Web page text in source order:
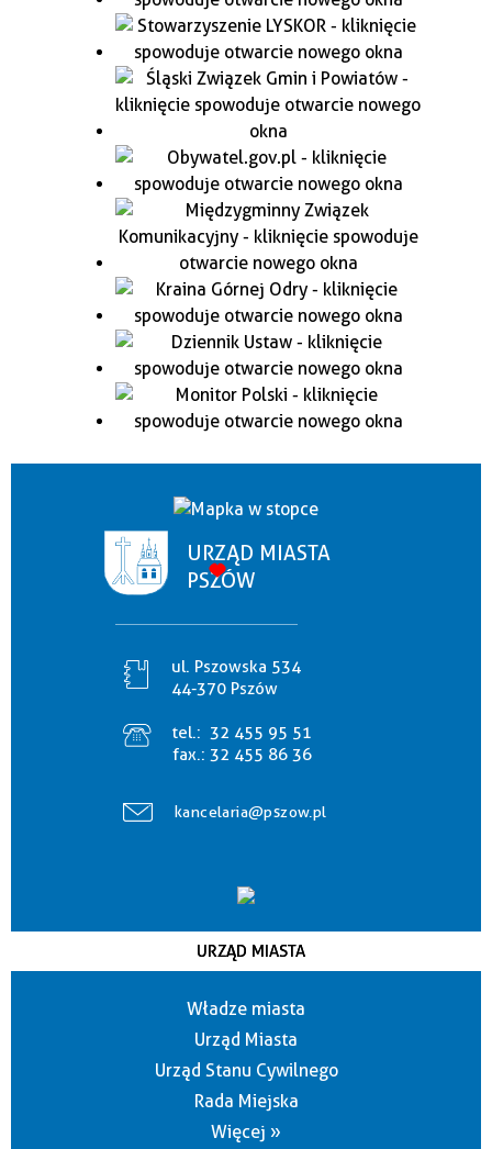
URZĄD MIASTA
PSZÓW
ul. Pszowska 534
44-370 Pszów
tel.: 32 455 95 51
fax.: 32 455 86 36
kancelaria@pszow.pl
URZĄD MIASTA
Władze miasta
Urząd Miasta
Urząd Stanu Cywilnego
Rada Miejska
Więcej »